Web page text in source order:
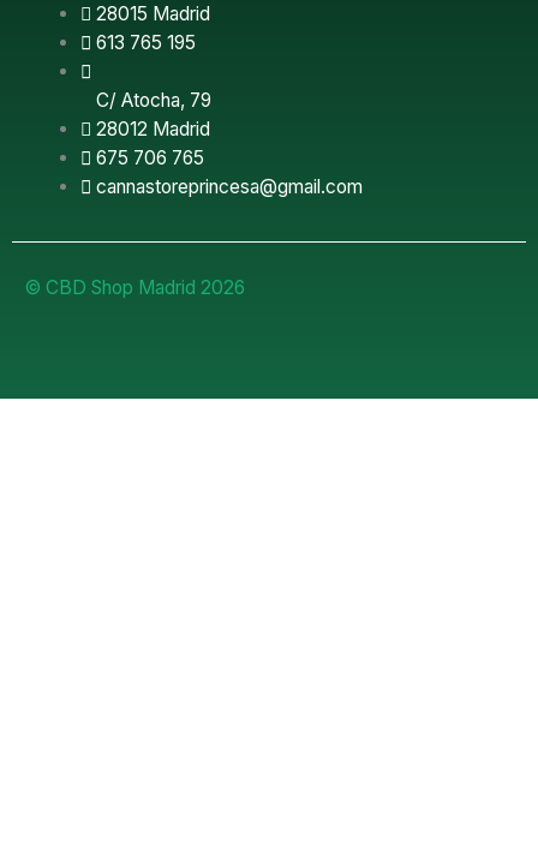
28015 Madrid
613 765 195
C/ Atocha, 79
28012 Madrid
675 706 765
cannastoreprincesa@gmail.com
© CBD Shop Madrid 2026